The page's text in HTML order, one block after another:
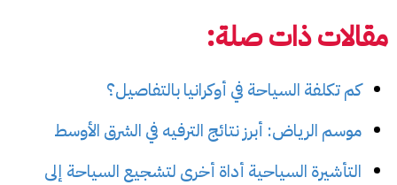
مقالات ذات صلة:
كم تكلفة السياحة في أوكرانيا بالتفاصيل؟
موسم الرياض: أبرز نتائج الترفيه في الشرق الأوسط
التأشيرة السياحية أداة أخرى لتشجيع السياحة إلى